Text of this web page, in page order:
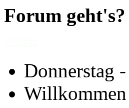
Forum geht's?
Donnerstag
Willkommen